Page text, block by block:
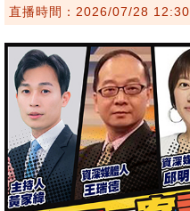
直播時間：2026/07/28 12:30